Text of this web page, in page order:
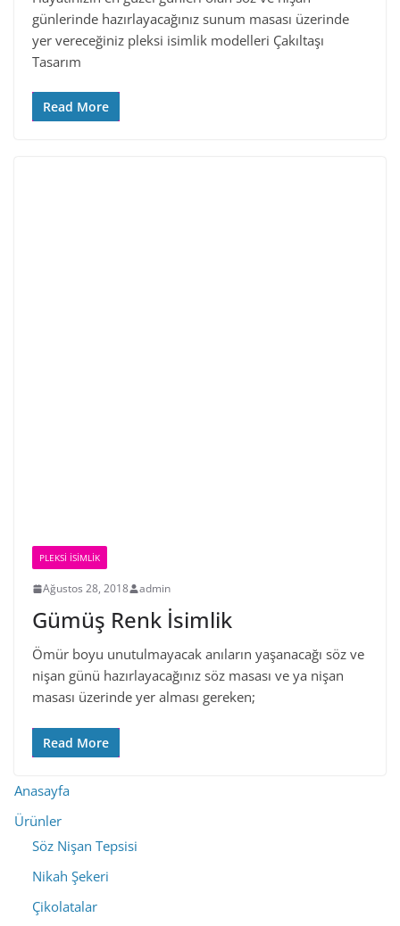
günlerinde hazırlayacağınız sunum masası üzerinde
yer vereceğiniz pleksi isimlik modelleri Çakıltaşı
Tasarım
Read More
PLEKSI İSIMLIK
Ağustos 28, 2018 admin
Gümüş Renk İsimlik
Ömür boyu unutulmayacak anıların yaşanacağı söz ve
nişan günü hazırlayacağınız söz masası ve ya nişan
masası üzerinde yer alması gereken;
Read More
Anasayfa
Ürünler
Söz Nişan Tepsisi
Nikah Şekeri
Çikolatalar